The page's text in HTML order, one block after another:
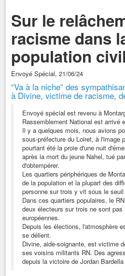
Sur le
racisme dans
population
Envoyé Spécial, 21/06/24
“Va à la niche” des
à Divine, victime de racisme,
Envoyé spécial est revenu à
Rassemblement National est arrivé
Il y a quelques mois, nous avions
sous-préfecture du Loiret, à l'image
pourtant été la proie d'une nuit
après la mort du jeune Nahel, tué
d'obtempérer.
Les quartiers périphériques de
de la population et la plupart des
personne sur trois y vit sous le seuil
Dans ces quartiers populaires, le
deux électeurs sur trois ne sont pas
européennes.
Depuis les élections, l'atmosphère
se délient.
Divine, aide-soignante, est victime
ses voisins militants RN. Des
depuis la victoire de Jordan